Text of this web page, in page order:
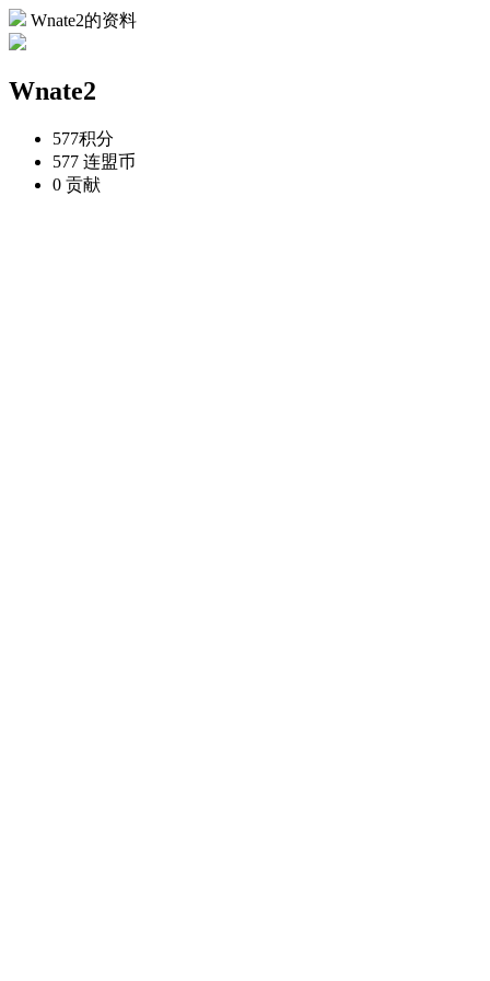
Wnate2的资料
Wnate2
577积分
577 连盟币
0 贡献